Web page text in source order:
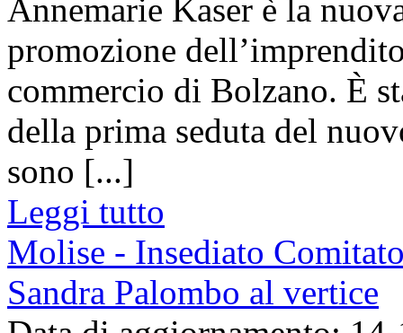
Annemarie Kaser è la
promozione
commercio di Bolzano. È
della prima seduta del
sono [...]
Leggi tutto
Molise - Insediato
Sandra Palombo al vertice